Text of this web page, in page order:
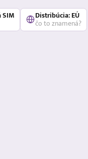
SIM Distribúcia: EÚ
čo to znamená?